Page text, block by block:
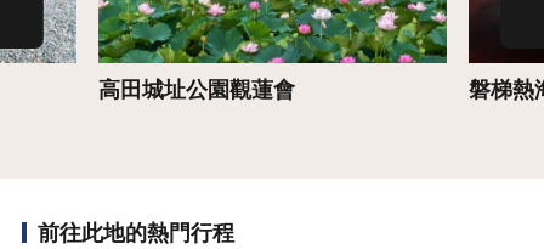
高田城址公園觀蓮會 磐梯熱
前往此地的熱門行程